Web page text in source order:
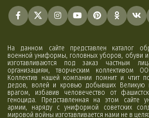
На данном сайте представлен каталог
военной униформы, головных уборов, обуви
изготавливаются под заказ частным
организациям, творческим коллективом
Коллектив нашей компании помнит и чтит
дедов, волей и кровью добывших Великую
врагом, избавив человечество от
геноцида. Представленная на этом сайте
армии, наряду с униформой советских
мировой войны изготавливается нами не в